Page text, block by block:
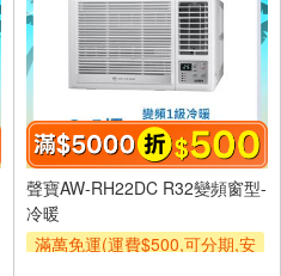
聲寶AW-RH22DC R32變頻窗型-
冷暖
滿萬免運(運費$500,可分期,安